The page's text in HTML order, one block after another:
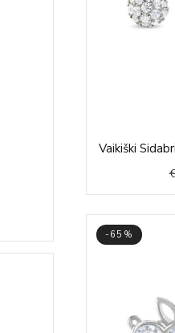
Vaikiški
-65%